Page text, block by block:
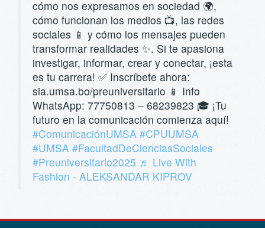
cómo nos expresamos en sociedad 🌍,
cómo funcionan los medios 📺, las redes
sociales 📱 y cómo los mensajes pueden
transformar realidades ✨. Si te apasiona
investigar, informar, crear y conectar, ¡esta
es tu carrera! ✅ Inscríbete ahora:
sia.umsa.bo/preuniversitario 📱 Info
WhatsApp: 77750813 – 68239823 🎓 ¡Tu
futuro en la comunicación comienza aquí!
#ComunicaciónUMSA #CPUUMSA
#UMSA #FacultadDeCienciasSociales
#Preuniversitario2025 ♬ Live With
Fashion - ALEKSANDAR KIPROV